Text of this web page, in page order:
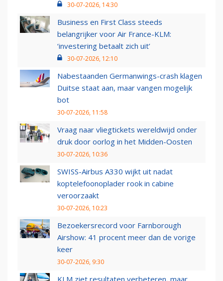
30-07-2026, 14:30
Business en First Class steeds
belangrijker voor Air France-KLM:
‘investering betaalt zich uit’
30-07-2026, 12:10
Nabestaanden Germanwings-crash klagen
Duitse staat aan, maar vangen mogelijk
bot
30-07-2026, 11:58
Vraag naar vliegtickets wereldwijd onder
druk door oorlog in het Midden-Oosten
30-07-2026, 10:36
SWISS-Airbus A330 wijkt uit nadat
koptelefoonoplader rook in cabine
veroorzaakt
30-07-2026, 10:23
Bezoekersrecord voor Farnborough
Airshow: 41 procent meer dan de vorige
keer
30-07-2026, 9:30